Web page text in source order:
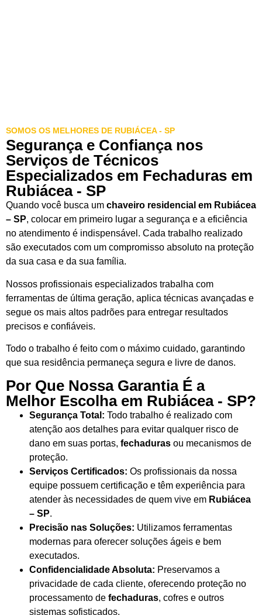
SOMOS OS MELHORES DE RUBIÁCEA - SP
Segurança e Confiança nos
Serviços de Técnicos
Especializados em Fechaduras em
Rubiácea - SP
Quando você busca um chaveiro residencial em Rubiácea
– SP, colocar em primeiro lugar a segurança e a eficiência
no atendimento é indispensável. Cada trabalho realizado
são executados com um compromisso absoluto na proteção
da sua casa e da sua família.
Nossos profissionais especializados trabalha com
ferramentas de última geração, aplica técnicas avançadas e
segue os mais altos padrões para entregar resultados
precisos e confiáveis.
Todo o trabalho é feito com o máximo cuidado, garantindo
que sua residência permaneça segura e livre de danos.
Por Que Nossa Garantia É a
Melhor Escolha em Rubiácea - SP?
Segurança Total: Todo trabalho é realizado com
atenção aos detalhes para evitar qualquer risco de
dano em suas portas, fechaduras ou mecanismos de
proteção.
Serviços Certificados: Os profissionais da nossa
equipe possuem certificação e têm experiência para
atender às necessidades de quem vive em Rubiácea
– SP.
Precisão nas Soluções: Utilizamos ferramentas
modernas para oferecer soluções ágeis e bem
executados.
Confidencialidade Absoluta: Preservamos a
privacidade de cada cliente, oferecendo proteção no
processamento de fechaduras, cofres e outros
sistemas sofisticados.